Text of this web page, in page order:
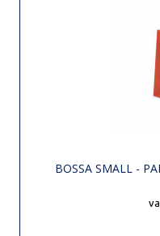
BOSSA SMALL -